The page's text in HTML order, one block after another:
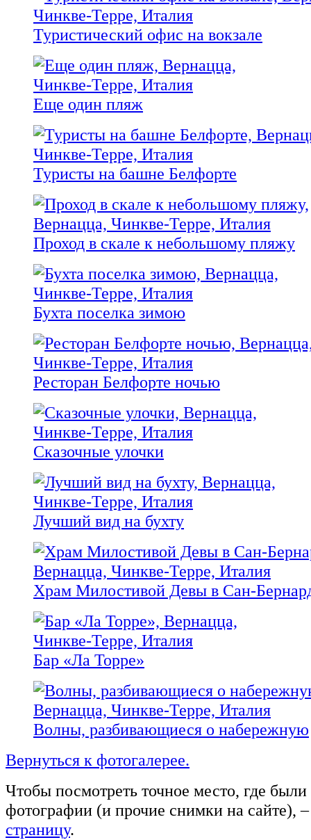
Туристический офис на вокзале
Еще один пляж
Туристы на башне Белфорте
Проход в скале к небольшому пляжу
Бухта поселка зимою
Ресторан Белфорте ночью
Сказочные улочки
Лучший вид на бухту
Храм Милостивой Девы в Сан-
Бар «Ла Торре»
Волны, разбивающиеся о набережную
Вернуться к фотогалерее.
Чтобы посмотреть точное место, где были
фотографии (и прочие снимки на сайте), –
страницу.